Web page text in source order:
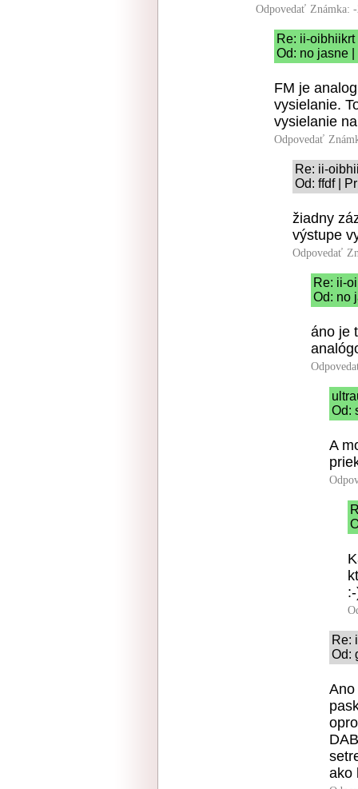
Odpovedať Známka:
Re: ii-oibhiikrt
Od: no jasne
FM je
vysielanie.
vysielanie
Odpovedať
Re: ii-
Od: ffdf |
žiadny
výstupe
Odpovedať
Re: ii-
Od: no
áno je
Od:
A
Re:
Od:
Ano
ako